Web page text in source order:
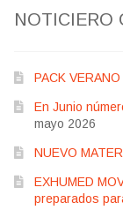
NOTICIERO
PACK
En Junio
mayo 2026
NUEVO
EXHUMED
preparados